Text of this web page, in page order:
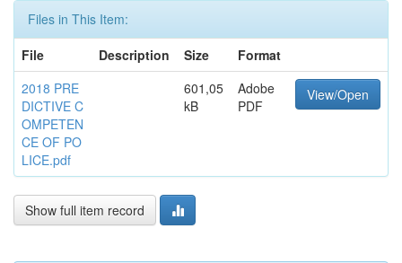
Files in This Item:
File
Description Size
Format
2018 PRE
DICTIVE C
OMPETEN
CE OF PO
LICE.pdf
601,05
kB
Adobe
PDF
View/Open
Show full item record